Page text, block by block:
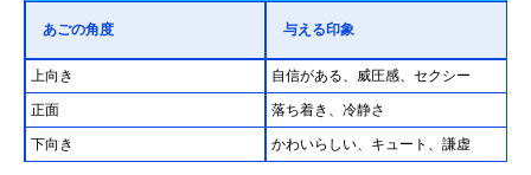
あごの角度 与える印象
上向き 自信がある、威圧感、セクシー
正面 落ち着き、冷静さ
下向き かわいらしい、キュート、謙虚